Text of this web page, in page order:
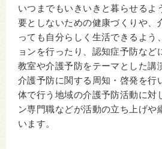
いつまでもいきいきと暮らせるよ
要としないための健康づくりや、
っても自分らしく生活できるよう
ョンを行ったり、認知症予防など
教室や介護予防をテーマとした講
介護予防に関する周知・啓発を行
体で行う地域の介護予防活動に対
ン専門職などが活動の立ち上げや
います。